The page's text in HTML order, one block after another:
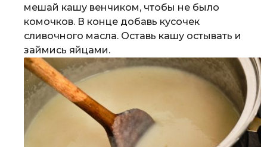
мешай кашу венчиком, чтобы не было
комочков. В конце добавь кусочек
сливочного масла. Оставь кашу остывать и
займись яйцами.